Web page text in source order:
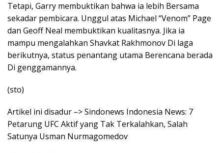
Tetapi, Garry membuktikan bahwa ia lebih Bersama
sekadar pembicara. Unggul atas Michael “Venom” Page
dan Geoff Neal membuktikan kualitasnya. Jika ia
mampu mengalahkan Shavkat Rakhmonov Di laga
berikutnya, status penantang utama Berencana berada
Di genggamannya.
(sto)
Artikel ini disadur –> Sindonews Indonesia News: 7
Petarung UFC Aktif yang Tak Terkalahkan, Salah
Satunya Usman Nurmagomedov